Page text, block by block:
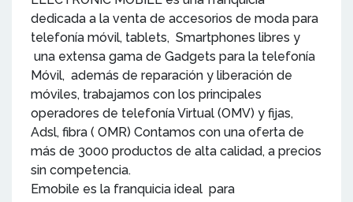
dedicada a la venta de accesorios de moda para
telefonía móvil, tablets, Smartphones libres y
una extensa gama de Gadgets para la telefonía
Móvil, además de reparación y liberación de
móviles, trabajamos con los principales
operadores de telefonía Virtual (OMV) y fijas,
Adsl, fibra ( OMR) Contamos con una oferta de
más de 3000 productos de alta calidad, a precios
sin competencia.
Emobile es la franquicia ideal para